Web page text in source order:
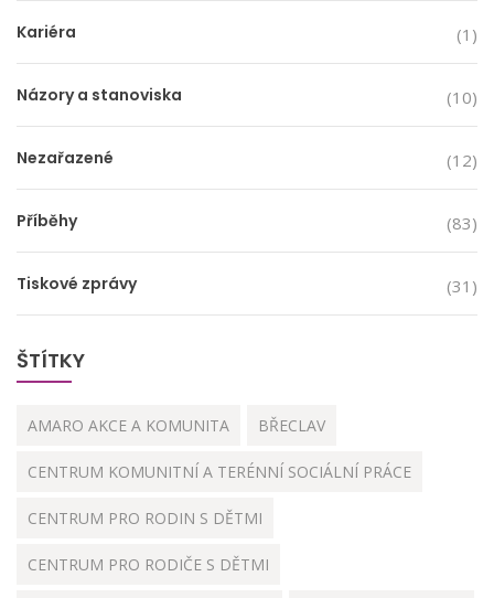
Kariéra (1)
Názory a stanoviska (10)
Nezařazené (12)
Příběhy (83)
Tiskové zprávy (31)
ŠTÍTKY
AMARO AKCE A KOMUNITA BŘECLAV
CENTRUM KOMUNITNÍ A TERÉNNÍ SOCIÁLNÍ PRÁCE
CENTRUM PRO RODIN S DĚTMI
CENTRUM PRO RODIČE S DĚTMI